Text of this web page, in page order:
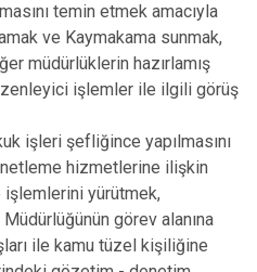
temin etmek amacıyla
ve Kaymakama sunmak,
müdürlüklerin hazırlamış
işlemler ile ilgili görüş
işleri şefliğince yapılmasını
hizmetlerine ilişkin
yürütmek,
görev alanına
ile kamu tüzel kişiliğine